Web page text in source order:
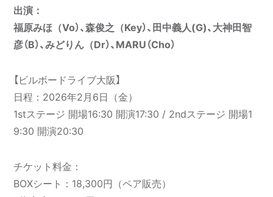
出演：
福原みほ（Vo）、森俊之（Key）、田中義人(G)、大神田智
彦（B）、みどりん（Dr）、MARU（Cho）
【ビルボードライブ大阪】
日程：2026年2月6日（金）
1stステージ 開場16:30 開演17:30 / 2ndステージ 開場1
9:30 開演20:30
チケット料金：
BOXシート：18,300円（ペア販売）